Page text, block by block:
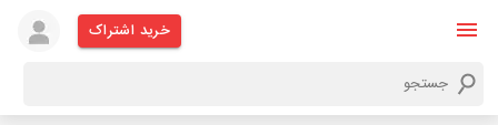
خرید اشتراک